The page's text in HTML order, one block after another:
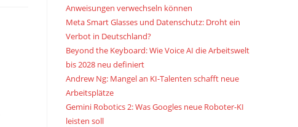
Anweisungen verwechseln können
Meta Smart Glasses und Datenschutz: Droht ein
Verbot in Deutschland?
Beyond the Keyboard: Wie Voice AI die Arbeitswelt
bis 2028 neu definiert
Andrew Ng: Mangel an KI-Talenten schafft neue
Arbeitsplätze
Gemini Robotics 2: Was Googles neue Roboter-KI
leisten soll